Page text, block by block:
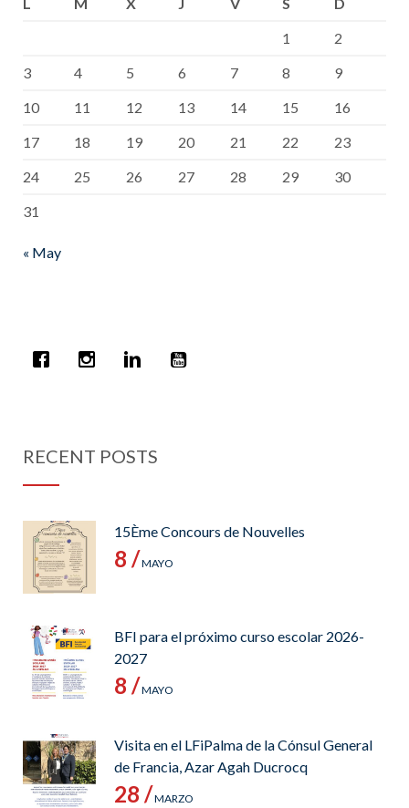
1
2
3
4 5 6 7 8
9
10
11 12 13 14 15
16
17
18 19 20 21 22
23
24
25 26 27 28 29
30
31
« May
RECENT POSTS
15Ème Concours de Nouvelles
8 /MAYO
BFI para el próximo curso escolar 2026-
2027
8 /MAYO
Visita en el LFiPalma de la Cónsul General
de Francia, Azar Agah Ducrocq
28 /MARZO